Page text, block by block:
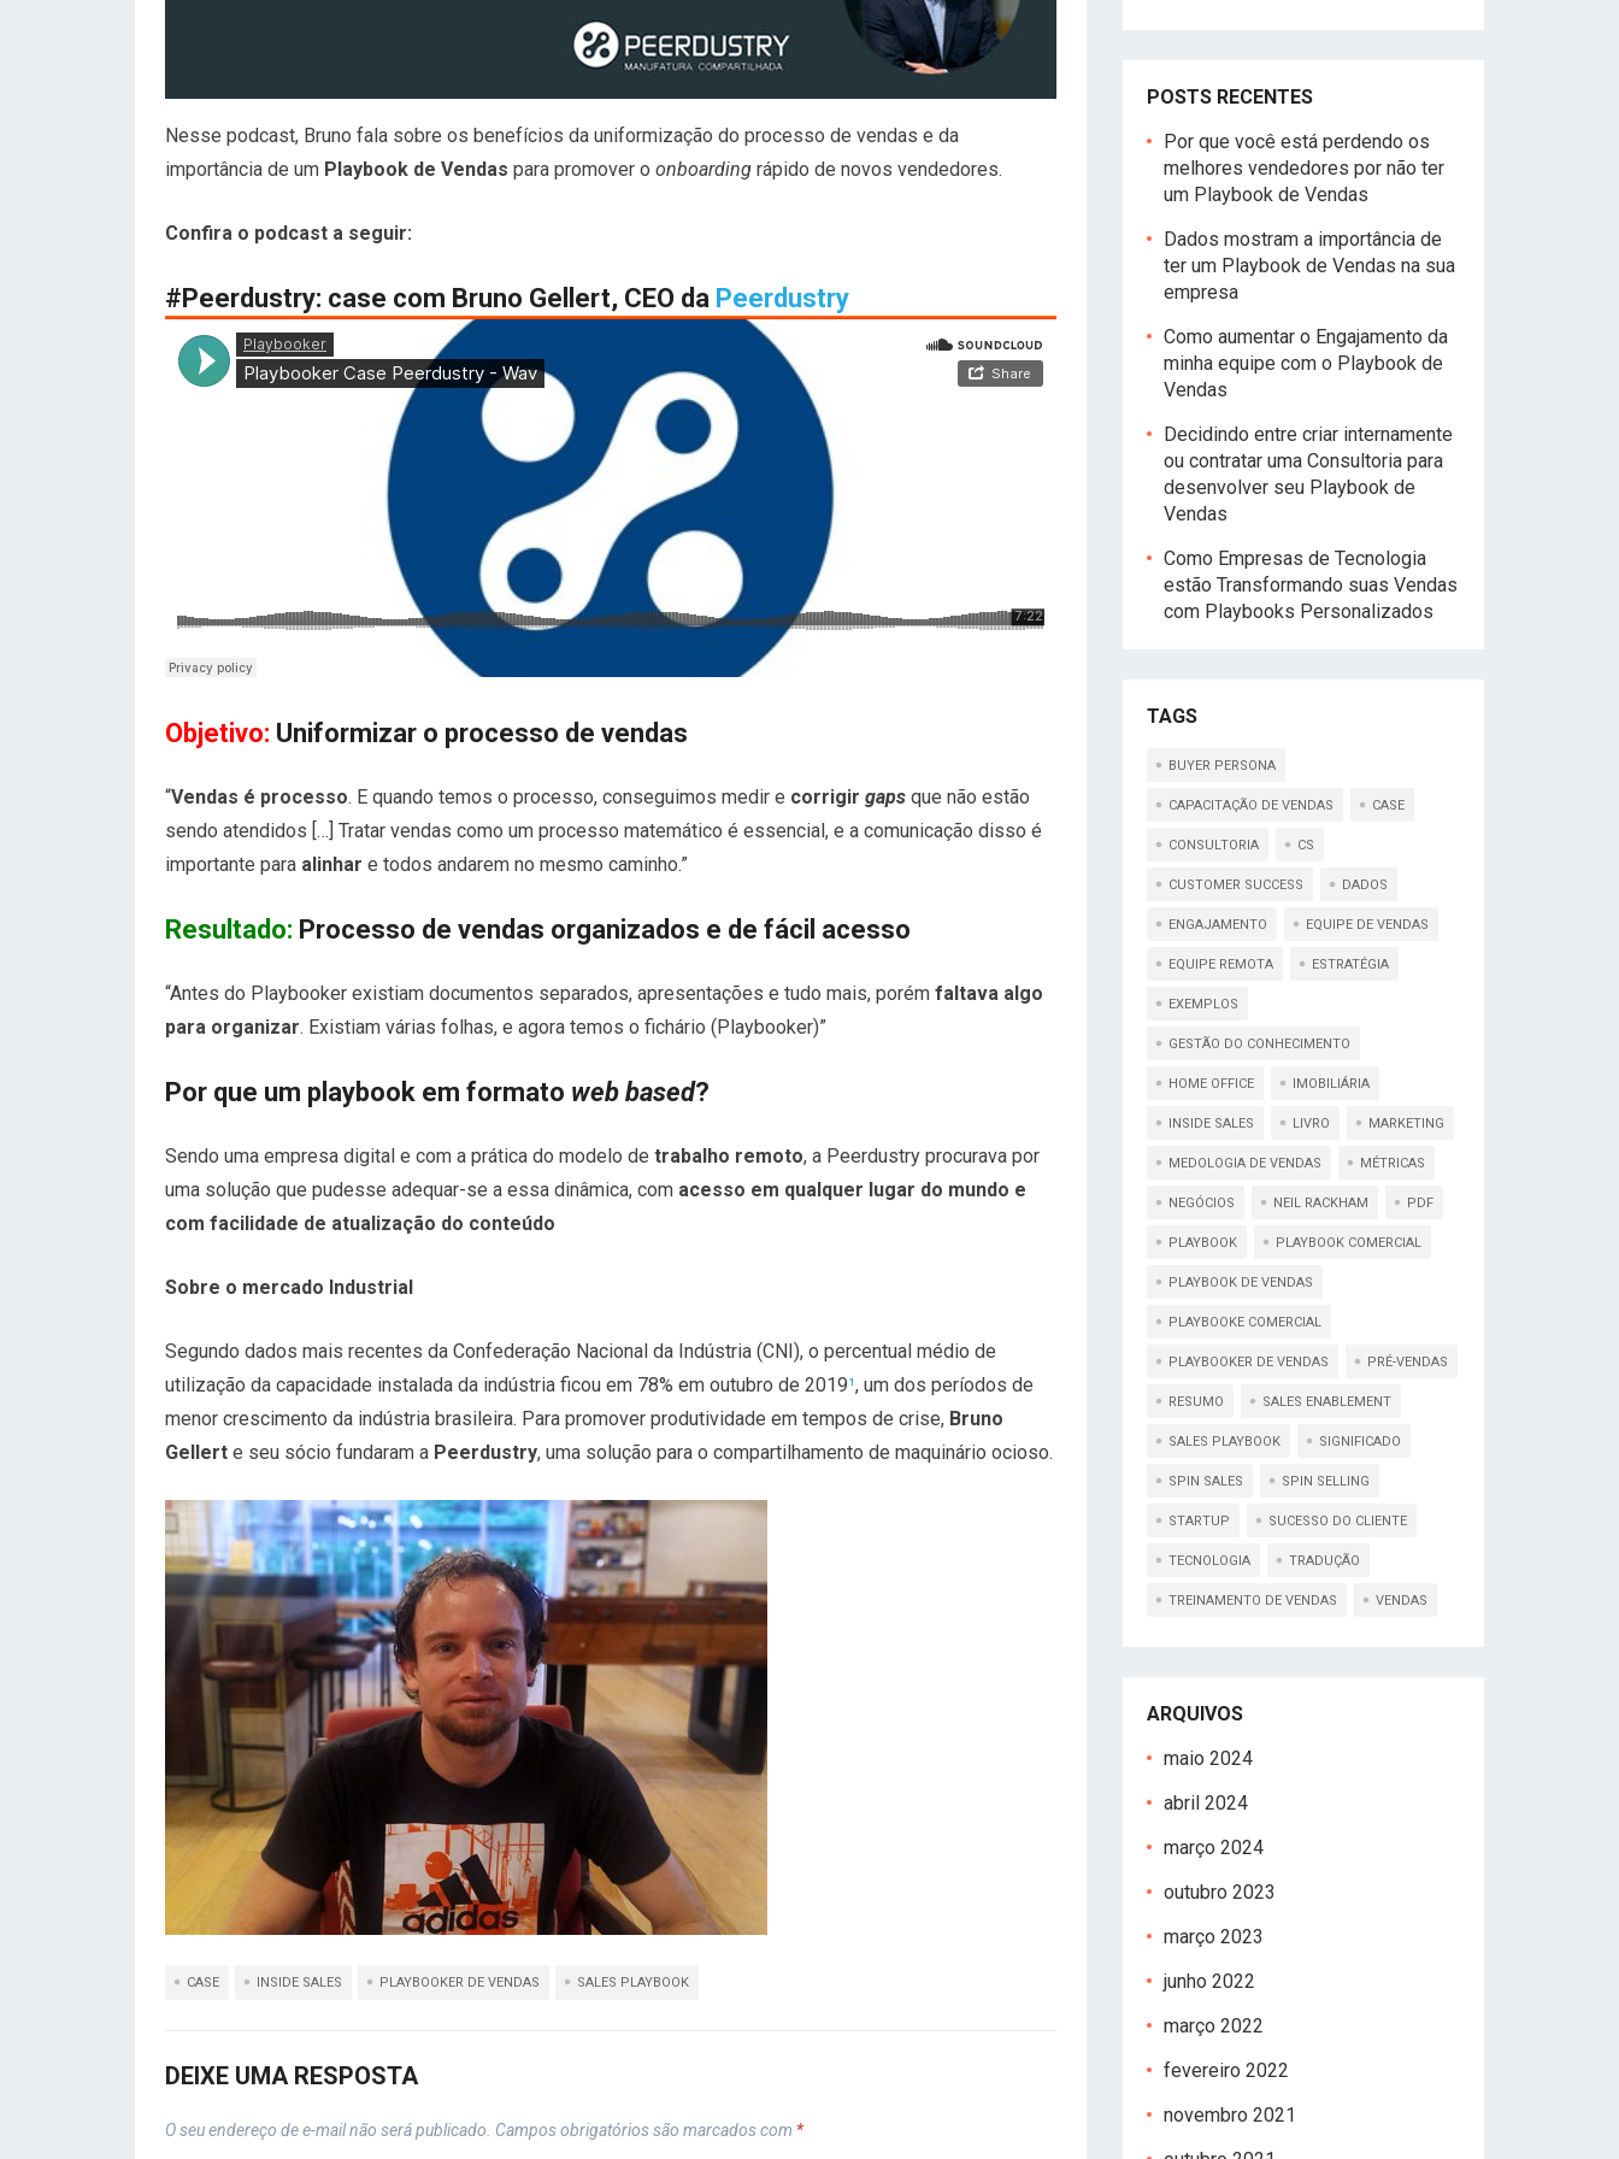
Nesse podcast, Bruno fala sobre os benefícios da uniformização do processo de vendas e da
importância de um Playbook de Vendas para promover o onboarding rápido de novos vendedores.
Confira o podcast a seguir:
#Peerdustry: case com Bruno Gellert, CEO da Peerdustry
Objetivo: Uniformizar o processo de vendas
“Vendas é processo. E quando temos o processo, conseguimos medir e corrigir gaps que não estão
sendo atendidos […] Tratar vendas como um processo matemático é essencial, e a comunicação disso é
importante para alinhar e todos andarem no mesmo caminho.”
Resultado: Processo de vendas organizados e de fácil acesso
“Antes do Playbooker existiam documentos separados, apresentações e tudo mais, porém faltava algo
para organizar. Existiam várias folhas, e agora temos o fichário (Playbooker)”
Por que um playbook em formato web based?
Sendo uma empresa digital e com a prática do modelo de trabalho remoto, a Peerdustry procurava por
uma solução que pudesse adequar-se a essa dinâmica, com acesso em qualquer lugar do mundo e
com facilidade de atualização do conteúdo
Sobre o mercado Industrial
Segundo dados mais recentes da Confederação Nacional da Indústria (CNI), o percentual médio de
utilização da capacidade instalada da indústria ficou em 78% em outubro de 2019¹, um dos períodos de
menor crescimento da indústria brasileira. Para promover produtividade em tempos de crise, Bruno
Gellert e seu sócio fundaram a Peerdustry, uma solução para o compartilhamento de maquinário ocioso.
CASE INSIDE SALES PLAYBOOKER DE VENDAS SALES PLAYBOOK
DEIXE UMA RESPOSTA
O seu endereço de e-mail não será publicado. Campos obrigatórios são marcados com *
POSTS RECENTES
Por que você está perdendo os
melhores vendedores por não ter
um Playbook de Vendas
Dados mostram a importância de
ter um Playbook de Vendas na sua
empresa
Como aumentar o Engajamento da
minha equipe com o Playbook de
Vendas
Decidindo entre criar internamente
ou contratar uma Consultoria para
desenvolver seu Playbook de
Vendas
Como Empresas de Tecnologia
estão Transformando suas Vendas
com Playbooks Personalizados
TAGS
BUYER PERSONA
CAPACITAÇÃO DE VENDAS CASE
CONSULTORIA CS
CUSTOMER SUCCESS DADOS
ENGAJAMENTO EQUIPE DE VENDAS
EQUIPE REMOTA ESTRATÉGIA
EXEMPLOS
GESTÃO DO CONHECIMENTO
HOME OFFICE IMOBILIÁRIA
INSIDE SALES LIVRO MARKETING
MEDOLOGIA DE VENDAS MÉTRICAS
NEGÓCIOS NEIL RACKHAM PDF
PLAYBOOK PLAYBOOK COMERCIAL
PLAYBOOK DE VENDAS
PLAYBOOKE COMERCIAL
PLAYBOOKER DE VENDAS PRÉ-VENDAS
RESUMO SALES ENABLEMENT
SALES PLAYBOOK SIGNIFICADO
SPIN SALES SPIN SELLING
STARTUP SUCESSO DO CLIENTE
TECNOLOGIA TRADUÇÃO
TREINAMENTO DE VENDAS VENDAS
ARQUIVOS
maio 2024
abril 2024
março 2024
outubro 2023
março 2023
junho 2022
março 2022
fevereiro 2022
novembro 2021